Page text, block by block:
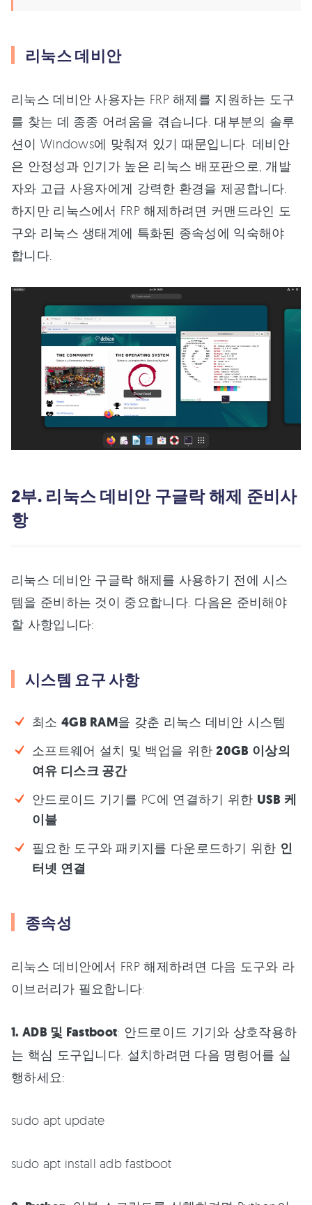
리눅스 데비안
리눅스 데비안 사용자는 FRP 해제를 지원하는 도구
를 찾는 데 종종 어려움을 겪습니다. 대부분의 솔루
션이 Windows에 맞춰져 있기 때문입니다. 데비안
은 안정성과 인기가 높은 리눅스 배포판으로, 개발
자와 고급 사용자에게 강력한 환경을 제공합니다.
하지만 리눅스에서 FRP 해제하려면 커맨드라인 도
구와 리눅스 생태계에 특화된 종속성에 익숙해야
합니다.
2부. 리눅스 데비안 구글락 해제 준비사
항
리눅스 데비안 구글락 해제를 사용하기 전에 시스
템을 준비하는 것이 중요합니다. 다음은 준비해야
할 사항입니다:
시스템 요구 사항
최소 4GB RAM을 갖춘 리눅스 데비안 시스템
소프트웨어 설치 및 백업을 위한20GB 이상의
여유 디스크 공간
안드로이드 기기를 PC에 연결하기 위한 USB 케
이블
필요한 도구와 패키지를 다운로드하기 위한 인
터넷 연결
종속성
리눅스 데비안에서 FRP 해제하려면 다음 도구와 라
이브러리가 필요합니다:
1. ADB 및 Fastboot: 안드로이드 기기와 상호작용하
는 핵심 도구입니다. 설치하려면 다음 명령어를 실
행하세요:
sudo apt update
sudo apt install adb fastboot